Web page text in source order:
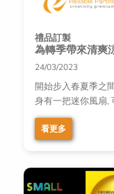
禮品訂製
為轉季帶來清爽
24/03/2023
開始步入春夏季之
身有一把迷你風扇,
看更多